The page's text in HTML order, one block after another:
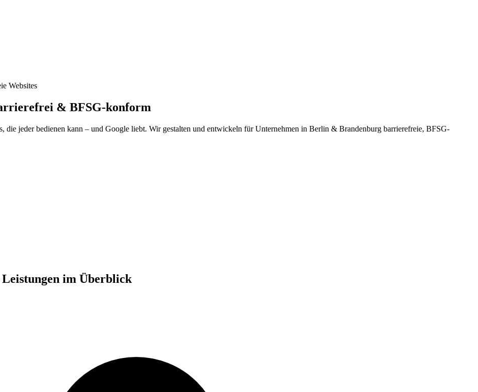
Websites
& BFSG-konform
die jeder bedienen kann – und Google liebt. Wir gestalten und entwickeln für Unternehmen in Berlin & Brandenburg barrierefreie, BFSG-
im Überblick